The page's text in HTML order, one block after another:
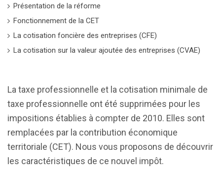
Présentation de la réforme
Fonctionnement de la CET
La cotisation foncière des entreprises (CFE)
La cotisation sur la valeur ajoutée des entreprises (CVAE)
La taxe professionnelle et la cotisation minimale de
taxe professionnelle ont été supprimées pour les
impositions établies à compter de 2010. Elles sont
remplacées par la contribution économique
territoriale (CET). Nous vous proposons de découvrir
les caractéristiques de ce nouvel impôt.